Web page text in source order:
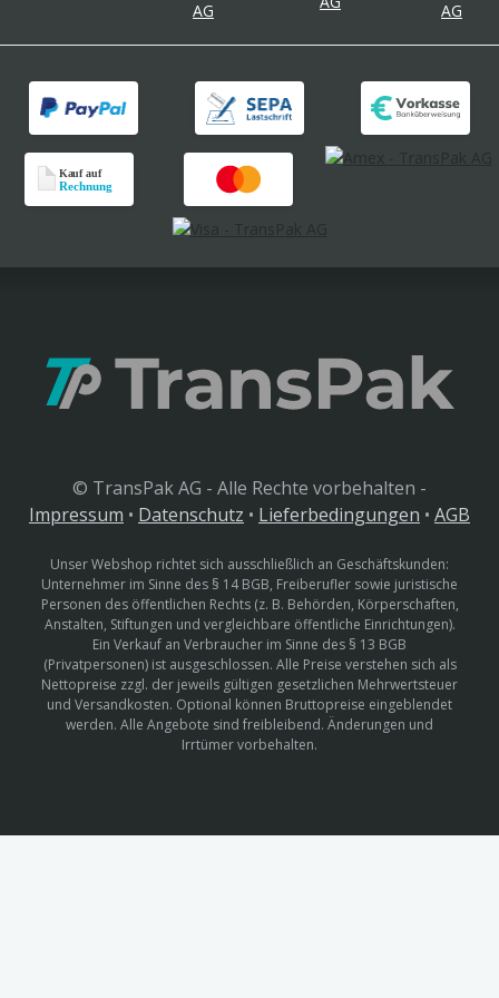
© TransPak AG - Alle Rechte vorbehalten -
Impressum • Datenschutz • Lieferbedingungen • AGB
Unser Webshop richtet sich ausschließlich an Geschäftskunden:
Unternehmer im Sinne des § 14 BGB, Freiberufler sowie juristische
Personen des öffentlichen Rechts (z. B. Behörden, Körperschaften,
Anstalten, Stiftungen und vergleichbare öffentliche Einrichtungen).
Ein Verkauf an Verbraucher im Sinne des § 13 BGB
(Privatpersonen) ist ausgeschlossen. Alle Preise verstehen sich als
Nettopreise zzgl. der jeweils gültigen gesetzlichen Mehrwertsteuer
und Versandkosten. Optional können Bruttopreise eingeblendet
werden. Alle Angebote sind freibleibend. Änderungen und
Irrtümer vorbehalten.